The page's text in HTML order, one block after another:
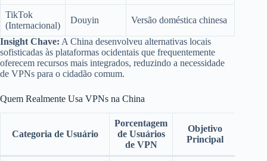
TikTok
(Internacional)
Douyin Versão doméstica chinesa
Insight Chave: A China desenvolveu alternativas locais
sofisticadas às plataformas ocidentais que frequentemente
oferecem recursos mais integrados, reduzindo a necessidade
de VPNs para o cidadão comum.
Quem Realmente Usa VPNs na China
Categoria de Usuário
Porcentagem
de Usuários
de VPN
Objetivo
Principal